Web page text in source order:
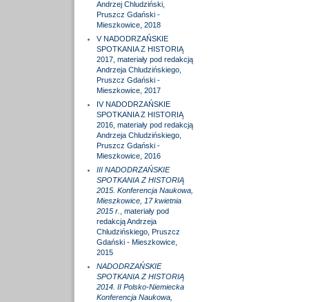
Andrzej Chludziński,
Pruszcz Gdański -
Mieszkowice, 2018
V NADODRZAŃSKIE
SPOTKANIA Z HISTORIĄ
2017, materiały pod redakcją
Andrzeja Chludzińskiego,
Pruszcz Gdański -
Mieszkowice, 2017
IV NADODRZAŃSKIE
SPOTKANIA Z HISTORIĄ
2016, materiały pod redakcją
Andrzeja Chludzińskiego,
Pruszcz Gdański -
Mieszkowice, 2016
III NADODRZAŃSKIE
SPOTKANIA Z HISTORIĄ
2015. Konferencja Naukowa,
Mieszkowice, 17 kwietnia
2015 r.
, materiały pod
redakcją Andrzeja
Chludzińskiego, Pruszcz
Gdański - Mieszkowice,
2015
NADODRZAŃSKIE
SPOTKANIA Z HISTORIĄ
2014. II Polsko-Niemiecka
Konferencja Naukowa,